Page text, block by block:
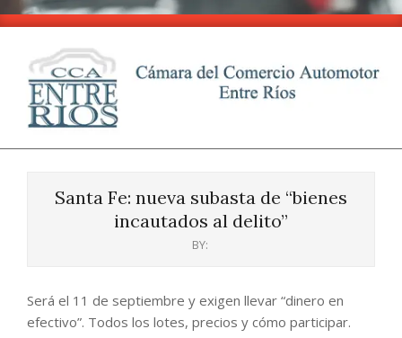
Skip
content
CCA
EntreSanta Fe: nueva subasta de “bienes
incautados al delito”
BY:
Será el 11 de septiembre y exigen llevar “dinero en
efectivo”. Todos los lotes, precios y cómo participar.